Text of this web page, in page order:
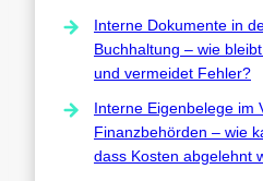
Interne Dokumente in
Buchhaltung – wie
und vermeidet Fehler?
Interne Eigenbelege im
Finanzbehörden – wie
dass Kosten abgelehnt